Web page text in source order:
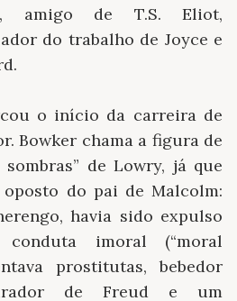
amigo de T.S. Eliot,
do trabalho de Joyce e
o início da carreira de
Bowker chama a figura de
de Lowry, já que
do pai de Malcolm:
havia sido expulso
imoral (“moral
prostitutas, bebedor
de Freud e um